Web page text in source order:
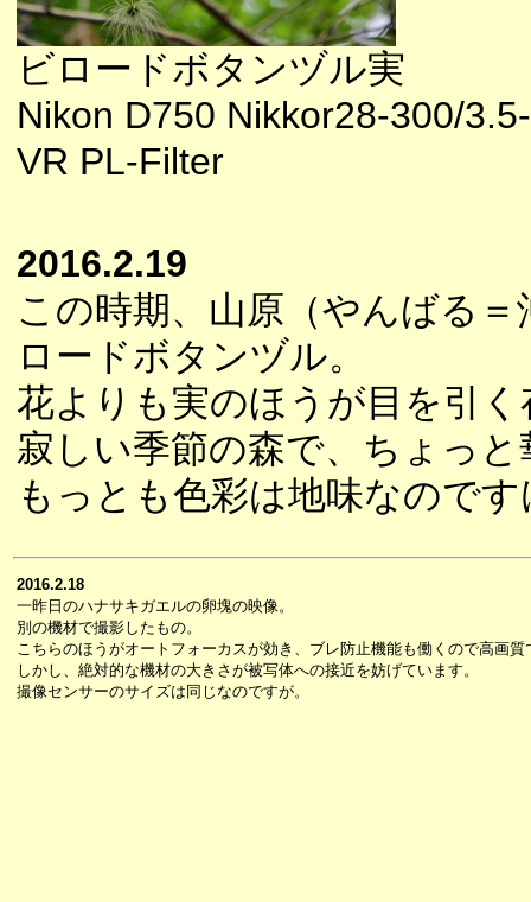
ビロードボタンヅル実
Nikon D750 Nikkor28-300/
VR PL-Filter
2016.2.19
この時期、山原（やんばる
ロードボタンヅル。
花よりも実のほうが目を引
寂しい季節の森で、ちょっ
もっとも色彩は地味なので
2016.2.18
一昨日のハナサキガエルの卵塊の映像。
別の機材で撮影したもの。
こちらのほうがオートフォーカスが効き、ブレ防止機能も働くので高画質
しかし、絶対的な機材の大きさが被写体への接近を妨げています。
撮像センサーのサイズは同じなのですが。